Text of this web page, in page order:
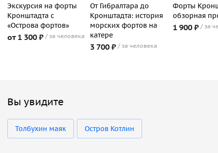
Экскурсия на форты
Кронштадта с
«Острова фортов»
от 1 300 ₽ за человека
От Гибралтара до
Кронштадта: история
морских фортов на
катере
3 700 ₽ за человека
Форты
обзорная
1 900 ₽ за
Вы увидите
Толбухин маяк Остров Котлин